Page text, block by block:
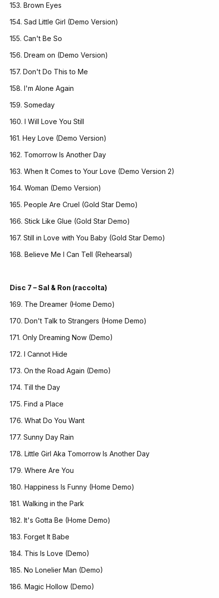
153. Brown Eyes
154. Sad Little Girl (Demo Version)
155. Can't Be So
156. Dream on (Demo Version)
157. Don't Do This to Me
158. I'm Alone Again
159. Someday
160. I Will Love You Still
161. Hey Love (Demo Version)
162. Tomorrow Is Another Day
163. When It Comes to Your Love (Demo Version 2)
164. Woman (Demo Version)
165. People Are Cruel (Gold Star Demo)
166. Stick Like Glue (Gold Star Demo)
167. Still in Love with You Baby (Gold Star Demo)
168. Believe Me I Can Tell (Rehearsal)
Disc 7 – Sal & Ron (raccolta)
169. The Dreamer (Home Demo)
170. Don't Talk to Strangers (Home Demo)
171. Only Dreaming Now (Demo)
172. I Cannot Hide
173. On the Road Again (Demo)
174. Till the Day
175. Find a Place
176. What Do You Want
177. Sunny Day Rain
178. Little Girl Aka Tomorrow Is Another Day
179. Where Are You
180. Happiness Is Funny (Home Demo)
181. Walking in the Park
182. It's Gotta Be (Home Demo)
183. Forget It Babe
184. This Is Love (Demo)
185. No Lonelier Man (Demo)
186. Magic Hollow (Demo)